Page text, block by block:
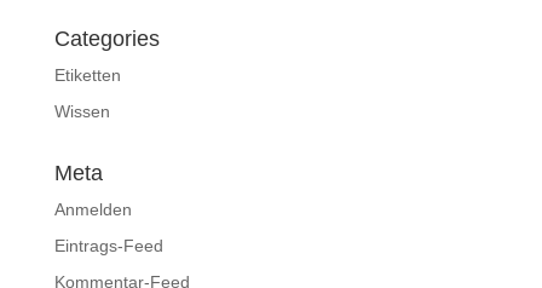
Categories
Etiketten
Wissen
Meta
Anmelden
Eintrags-Feed
Kommentar-Feed